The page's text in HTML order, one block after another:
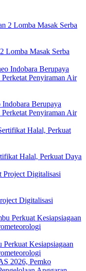
Lomba Masak Serba
Berupaya
Penyiraman Air
Halal, Perkuat Daya
Digitalisasi
Perkuat Kesiapsiagaan